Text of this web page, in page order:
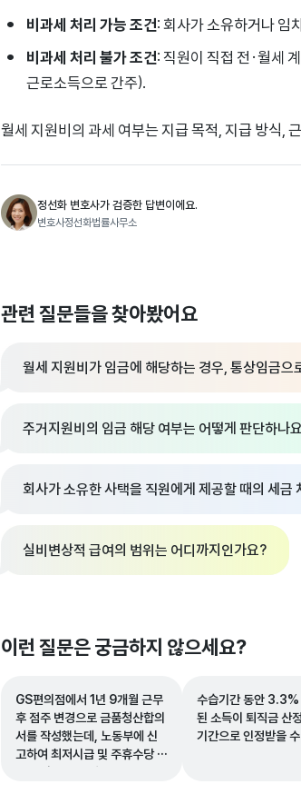
비과세 처리 가능 조건: 회사가 소유하거나 임
비과세 처리 불가 조건: 직원이 직접 전·월세
근로소득으로 간주).
월세 지원비의 과세 여부는 지급 목적, 지급 방식,
정선화 변호사가 검증한 답변이에요.
변호사정선화법률사무소
관련 질문들을 찾아봤어요
월세 지원비가 임금에 해당하는 경우, 통상임금으
주거지원비의 임금 해당 여부는 어떻게 판단하나
회사가 소유한 사택을 직원에게 제공할 때의 세금
실비변상적 급여의 범위는 어디까지인가요?
이런 질문은 궁금하지 않으세요?
GS편의점에서 1년 9개월 근무
후 점주 변경으로 금품청산합의
서를 작성했는데, 노동부에 신
고하여 최저시급 및 주휴수당 차
액을 받을 수 있나요?
수습기간 동안 3.3%
된 소득이 퇴직금 산
기간으로 인정받을